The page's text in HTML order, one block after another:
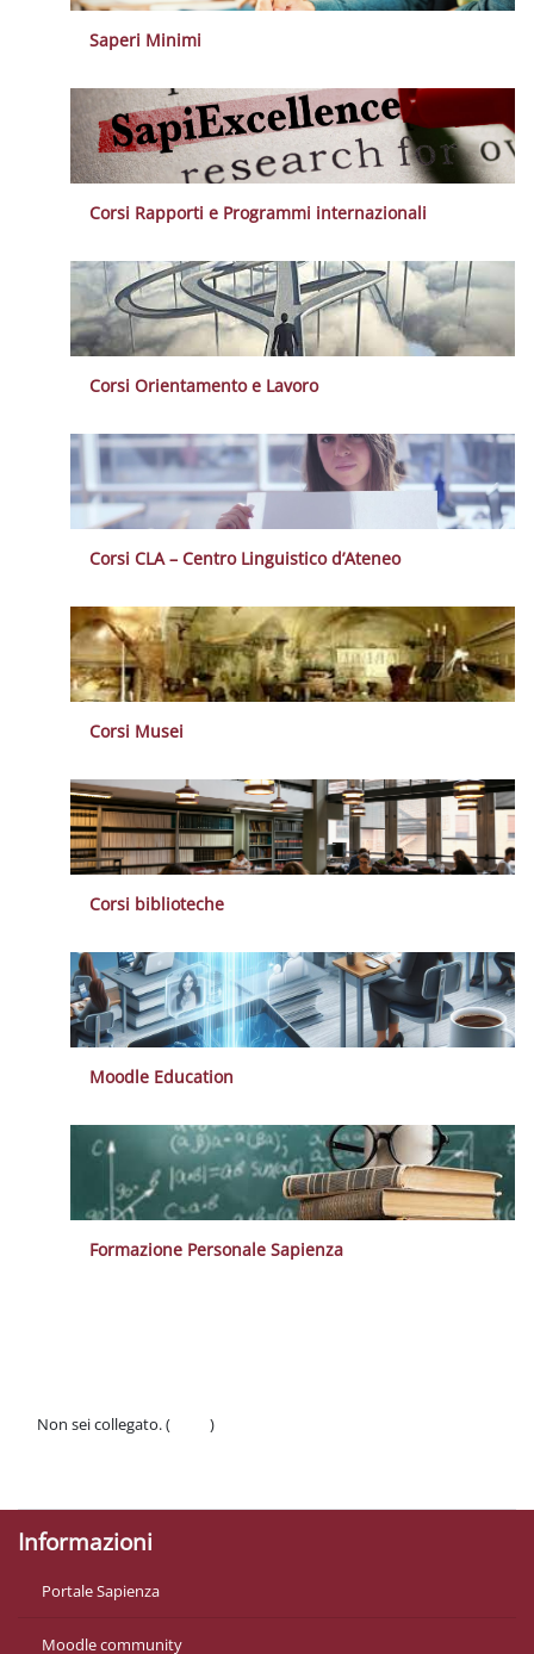
Saperi Minimi
Corsi Rapporti e Programmi internazionali
Corsi Orientamento e Lavoro
Corsi CLA – Centro Linguistico d’Ateneo
Corsi Musei
Corsi biblioteche
Moodle Education
Formazione Personale Sapienza
Non sei collegato. (
)
Informazioni
Portale Sapienza
Moodle community